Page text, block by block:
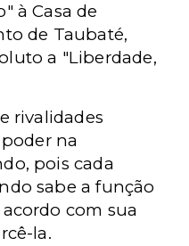
à Casa de
de Taubaté,
a "Liberdade,
rivalidades
na
pois cada
sabe a função
com sua
la.